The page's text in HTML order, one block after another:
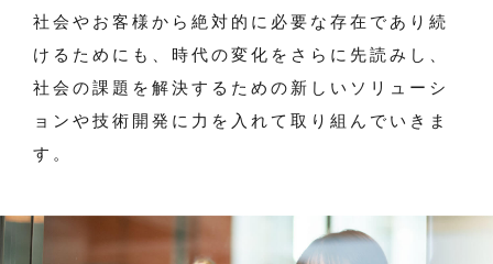
社会やお客様から絶対的に必要な存在であり続
けるためにも、時代の変化をさらに先読みし、
社会の課題を解決するための新しいソリューシ
ョンや技術開発に力を入れて取り組んでいきま
す。